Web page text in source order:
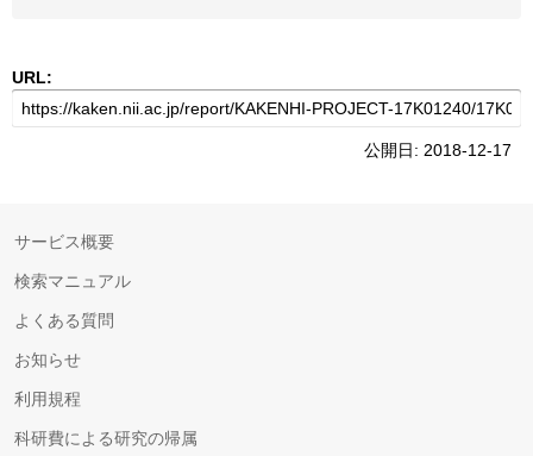
URL:
公開日: 2018-12-17
サービス概要
検索マニュアル
よくある質問
お知らせ
利用規程
科研費による研究の帰属